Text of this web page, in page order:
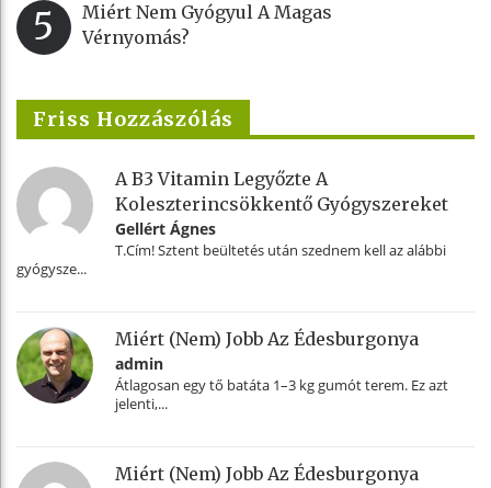
5
Miért Nem Gyógyul A Magas
Vérnyomás?
Friss Hozzászólás
A B3 Vitamin Legyőzte A
Koleszterincsökkentő Gyógyszereket
Gellért Ágnes
T.Cím! Sztent beültetés után szednem kell az alábbi
gyógysze...
Miért (nem) Jobb Az Édesburgonya
admin
Átlagosan egy tő batáta 1–3 kg gumót terem. Ez azt
jelenti,...
Miért (nem) Jobb Az Édesburgonya